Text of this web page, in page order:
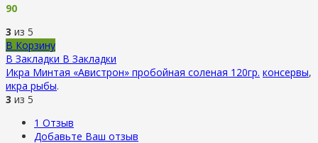
90
3 из 5
В Корзину
В Закладки В Закладки
Икра Минтая «Авистрон» пробойная соленая 120гр. консервы,
икра рыбы.
3 из 5
1 Отзыв
Добавьте Ваш отзыв